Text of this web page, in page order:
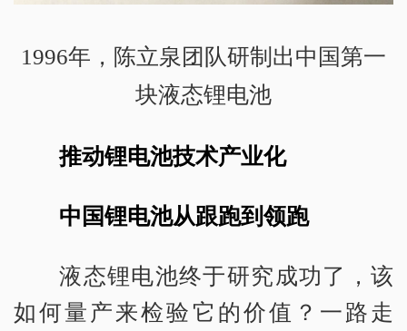
1996年，陈立泉团队研制出中国第一
块液态锂电池
推动锂电池技术产业化
中国锂电池从跟跑到领跑
液态锂电池终于研究成功了，该
如何量产来检验它的价值？一路走